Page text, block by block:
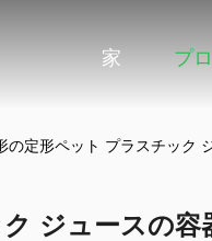
家 プ
の定形ペット プラスチック
ジュースの容